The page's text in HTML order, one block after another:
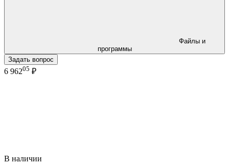
программы
Задать вопрос
6 96205 ₽
В наличии